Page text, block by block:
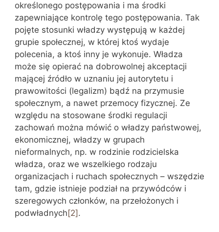
określonego postępowania i ma środki
zapewniające kontrolę tego postępowania. Tak
pojęte stosunki władzy występują w każdej
grupie społecznej, w której ktoś wydaje
polecenia, a ktoś inny je wykonuje. Władza
może się opierać na dobrowolnej akceptacji
mającej źródło w uznaniu jej autorytetu i
prawowitości (legalizm) bądź na przymusie
społecznym, a nawet przemocy fizycznej. Ze
względu na stosowane środki regulacji
zachowań można mówić o władzy państwowej,
ekonomicznej, władzy w grupach
nieformalnych, np. w rodzinie rodzicielska
władza, oraz we wszelkiego rodzaju
organizacjach i ruchach społecznych – wszędzie
tam, gdzie istnieje podział na przywódców i
szeregowych członków, na przełożonych i
podwładnych [2] .